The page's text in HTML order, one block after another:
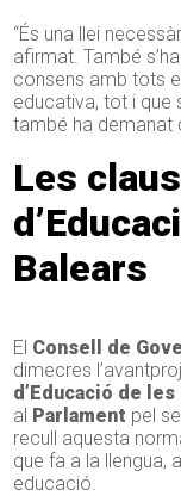
“És una llei
afirmat. També
consens amb tots
educativa, tot i que
també ha demanat
Les
Balears
El Consell de
dimecres
d’Educació de
al Parlament pel
recull aquesta
que fa a la llengua,
educació.